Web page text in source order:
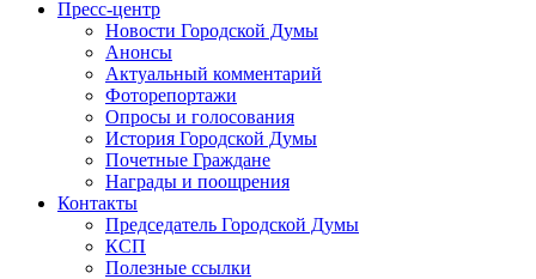
Пресс-центр
Новости Городской Думы
Анонсы
Актуальный комментарий
Фоторепортажи
Опросы и голосования
История Городской Думы
Почетные Граждане
Награды и поощрения
Контакты
Председатель Городской Думы
КСП
Полезные ссылки